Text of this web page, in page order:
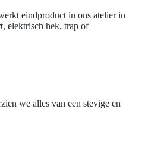
eindproduct in ons atelier in
elektrisch hek, trap of
we alles van een stevige en